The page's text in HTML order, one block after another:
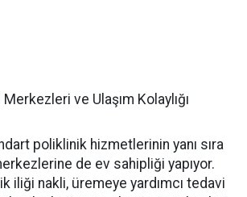
ve Ulaşım Kolaylığı
poliklinik hizmetlerinin yanı sıra
de ev sahipliği yapıyor.
iliği nakli, üremeye yardımcı tedavi